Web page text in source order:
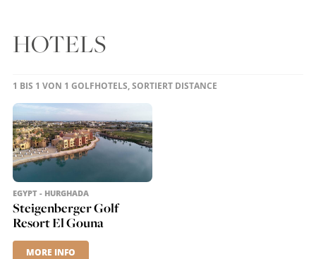
HOTELS
1 BIS 1 VON 1 GOLFHOTELS, SORTIERT DISTANCE
EGYPT - HURGHADA
Steigenberger Golf
Resort El Gouna
MORE INFO